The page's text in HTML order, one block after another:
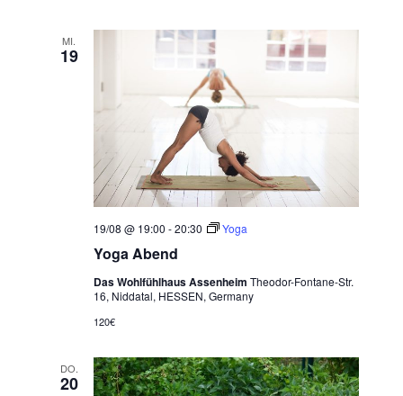
MI.
19
Yoga Abend
19/08 @ 19:00 -20:30 Yoga
Das Wohlfühlhaus Assenheim Theodor-Fontane-Str.
16, Niddatal, HESSEN, Germany
120€
DO.
20